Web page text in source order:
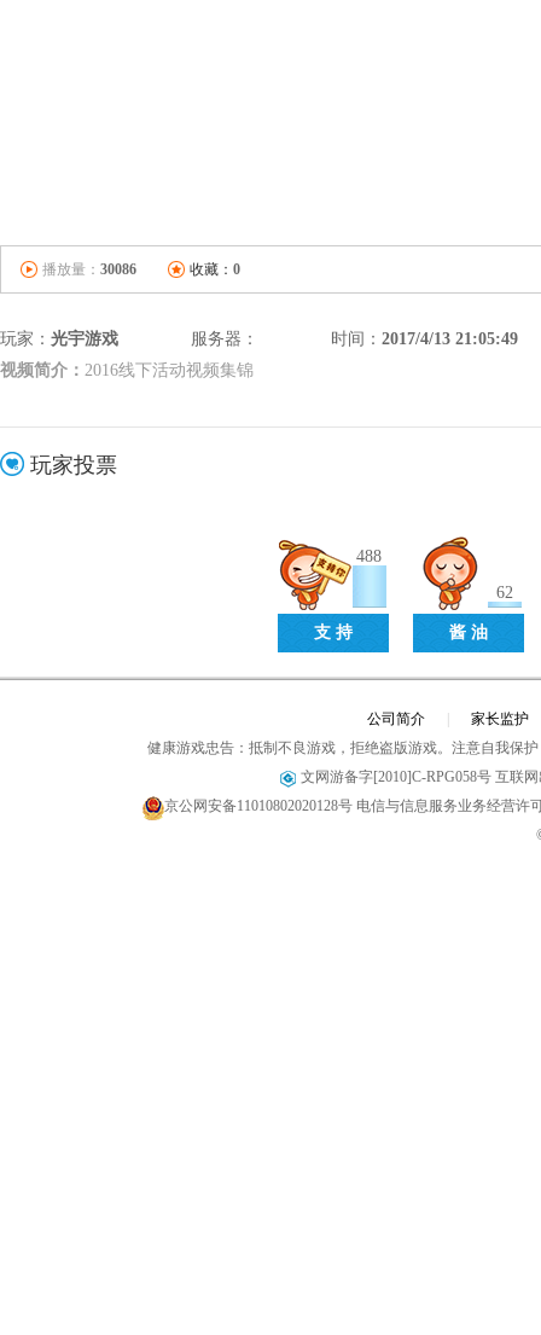
此页面上的内容需要较新版本的 Adobe Flash Player。
播放量： 30086 收藏： 0
玩家： 光宇游戏 服务器： 时间： 2017/4/13 21:05:49
视频简介： 2016线下活动视频集锦
玩家投票
488
支 持
62
酱 油
公司简介
家长监护
健康游戏忠告：抵制不良游戏，拒绝盗版游戏。注意自我保
文网游备字[2010]C-RPG058号 互联
京公网安备11010802020128号 电信与信息服务业务经营许